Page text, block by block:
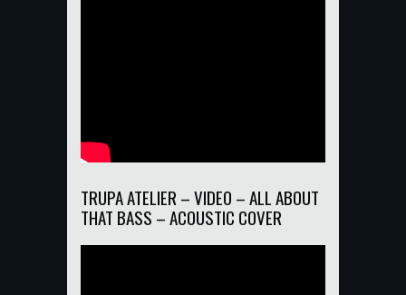
TRUPA ATELIER – VIDEO – ALL ABOUT
THAT BASS – ACOUSTIC COVER